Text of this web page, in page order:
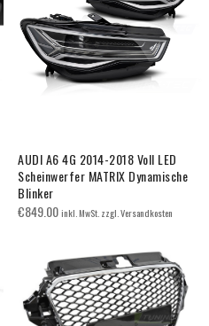
AUDI A6 4G 2014-2018 Voll LED
Scheinwerfer MATRIX Dynamische
Blinker
€849.00inkl. MwSt. zzgl. Versandkosten